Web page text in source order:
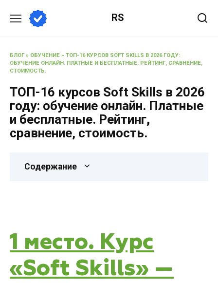
RS
БЛОГ» ОБУЧЕНИЕ » ТОП-16 КУРСОВ SOFT SKILLS В 2026 ГОДУ:
ОБУЧЕНИЕ ОНЛАЙН. ПЛАТНЫЕ И БЕСПЛАТНЫЕ. РЕЙТИНГ, СРАВНЕНИЕ,
СТОИМОСТЬ.
ТОП-16 курсов Soft Skills в 2026
году: обучение онлайн. Платные
и бесплатные. Рейтинг,
сравнение, стоимость.
Содержание
1 место. Курс
«Soft Skills» —